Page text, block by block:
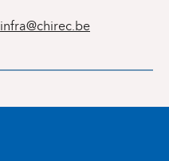
infra@chirec.be